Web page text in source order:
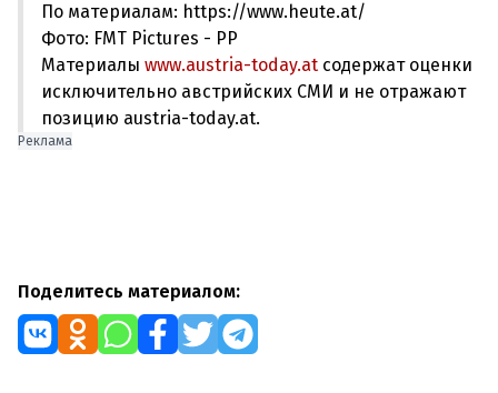
По материалам: https://www.heute.at/
Фото: FMT Pictures - PP
Материалы www.austria-today.at содержат оценки
исключительно австрийских СМИ и не отражают
позицию austria-today.at.
Реклама
Поделитесь материалом: